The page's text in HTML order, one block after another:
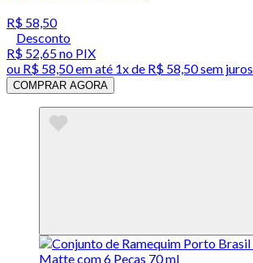
R$ 58,50
Desconto
R$ 52,65no PIX
ou R$ 58,50em até 1x de R$ 58,50sem juros
COMPRAR AGORA